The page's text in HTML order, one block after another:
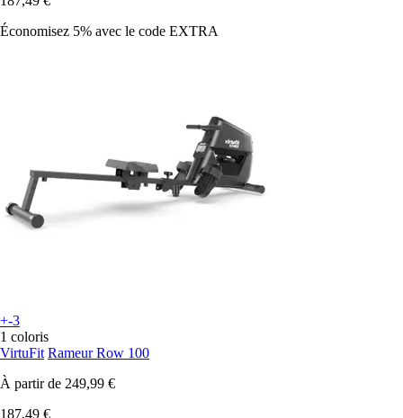
Économisez 5% avec le code EXTRA
+-3
1 coloris
VirtuFit Rameur Row 100
À partir de 249,99 €
187,49 €